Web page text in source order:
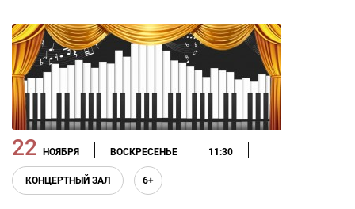
22 НОЯБРЯ ВОСКРЕСЕНЬЕ 11:30
КОНЦЕРТНЫЙ ЗАЛ 6+